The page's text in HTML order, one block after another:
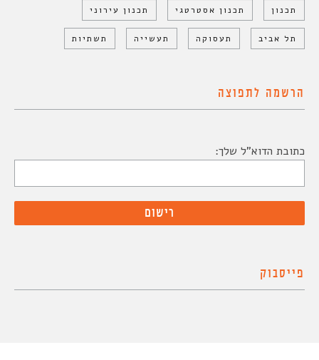
תכנון תכנון אסטרטגי תכנון עירוני
תל אביב תעסוקה תעשייה תשתיות
הרשמה לתפוצה
כתובת הדוא"ל שלך:
פייסבוק